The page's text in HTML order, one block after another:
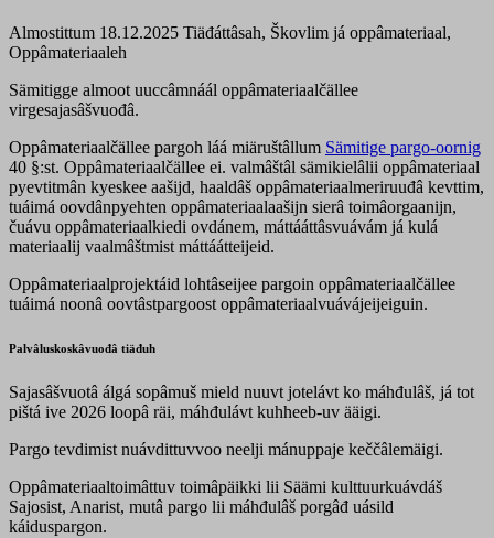
Almostittum 18.12.2025 Tiäđáttâsah, Škovlim já oppâmateriaal,
Oppâmateriaaleh
Sämitigge almoot uuccâmnáál oppâmateriaalčällee
virgesajasâšvuođâ.
Oppâmateriaalčällee pargoh láá miäruštâllum Sämitige pargo-oornig
40 §:st. Oppâmateriaalčällee ei. valmâštâl sämikielâlii oppâmateriaal
pyevtitmân kyeskee aašijd, haaldâš oppâmateriaalmeriruuđâ kevttim,
tuáimá oovdânpyehten oppâmateriaalaašijn sierâ toimâorgaanijn,
čuávu oppâmateriaalkiedi ovdánem, máttááttâsvuávám já kulá
materiaalij vaalmâštmist máttáátteijeid.
Oppâmateriaalprojektáid lohtâseijee pargoin oppâmateriaalčällee
tuáimá noonâ oovtâstpargoost oppâmateriaalvuávájeijeiguin.
Palvâluskoskâvuođâ tiäđuh
Sajasâšvuotâ álgá sopâmuš mield nuuvt jotelávt ko máhđulâš, já tot
pištá ive 2026 loopâ räi, máhđulávt kuhheeb-uv ääigi.
Pargo tevdimist nuávdittuvvoo neelji mánuppaje keččâlemäigi.
Oppâmateriaaltoimâttuv toimâpäikki lii Säämi kulttuurkuávdáš
Sajosist, Anarist, mutâ pargo lii máhđulâš porgâđ uásild
káiduspargon.